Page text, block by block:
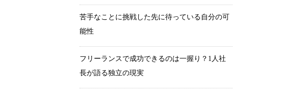
苦手なことに挑戦した先に待っている自分の可
能性
フリーランスで成功できるのは一握り？1人社
長が語る独立の現実